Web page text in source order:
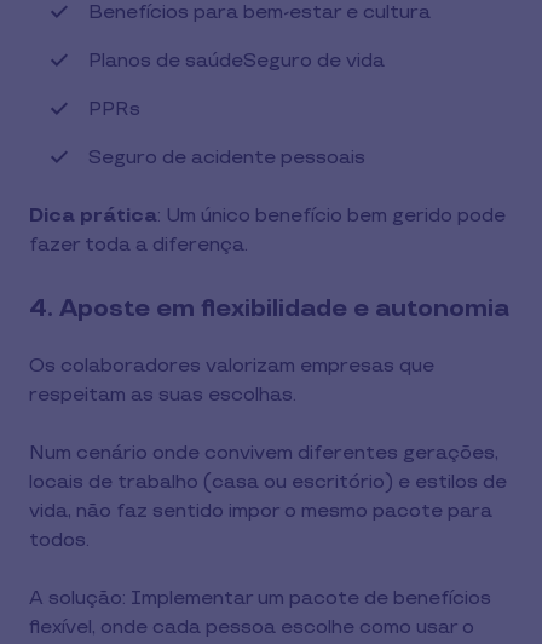
Benefícios para bem-estar e cultura
Planos de saúdeSeguro de vida
PPRs
Seguro de acidente pessoais
Dica prática: Um único benefício bem gerido pode
fazer toda a diferença.
4. Aposte em flexibilidade e autonomia
Os colaboradores valorizam empresas que
respeitam as suas escolhas.
Num cenário onde convivem diferentes gerações,
locais de trabalho (casa ou escritório) e estilos de
vida, não faz sentido impor o mesmo pacote para
todos.
A solução: Implementar um pacote de benefícios
flexível, onde cada pessoa escolhe como usar o